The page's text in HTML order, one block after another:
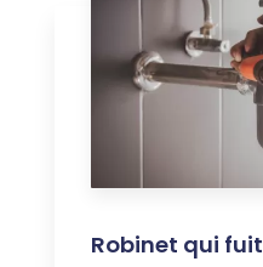
Robinet qui fuit